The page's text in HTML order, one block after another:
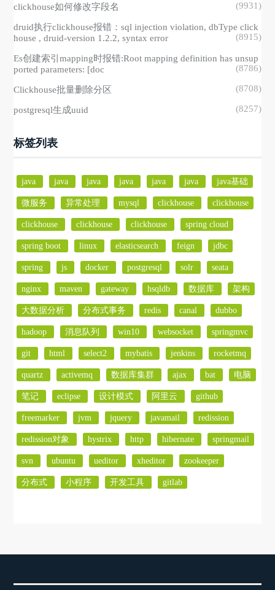
clickhouse如何修改字段名 (9931)
druid执行clickhouse报错：sql injection violation, dbType click
house , druid-version 1.2.2, syntax error
(8915)
Es创建索引mapping时报错:Root mapping definition has unsup
ported parameters: [doc
(8786)
Clickhouse批量删除分区 (8708)
postgresql生成uuid (8257)
标签列表
java java java java java java java基础
微服务 异常处理 mysql clickhouse clickhouse
clickhouse clickhouse clickhouse spring cloud
spring boot linux elasticsearch feign jdbc
spring js docker postgresql solr seata
nginx maven gateway hsqldb 数据库 架构
大数据分析 分布式事务 redis canal dubbo
hadoop 消息队列 win10 websocket springmvc
git html select2 mybatis jenkins rocketmq
quartz activemq 数据库集群 ajax bat 电脑
笔记 eclipse 设计模式 阿里云 github
freemarker jvm jquery javamail redission
redission对象 hystrix http hibernate springmail
svn ubuntu ueditor xheditor zookeeper
分布式 小程序 开发工具 gitlab